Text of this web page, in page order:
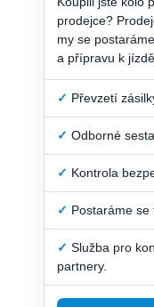
prodejce?
my se
a přípravu k jízdě.
✓ Převzetí
✓ Odborné
✓ Kontrola
✓ Postaráme se
✓ Služba pro
partnery.